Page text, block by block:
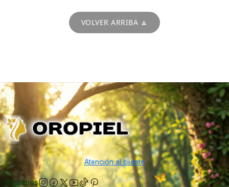
VOLVER ARRIBA 🔼
Atención al cliente
Síguenos